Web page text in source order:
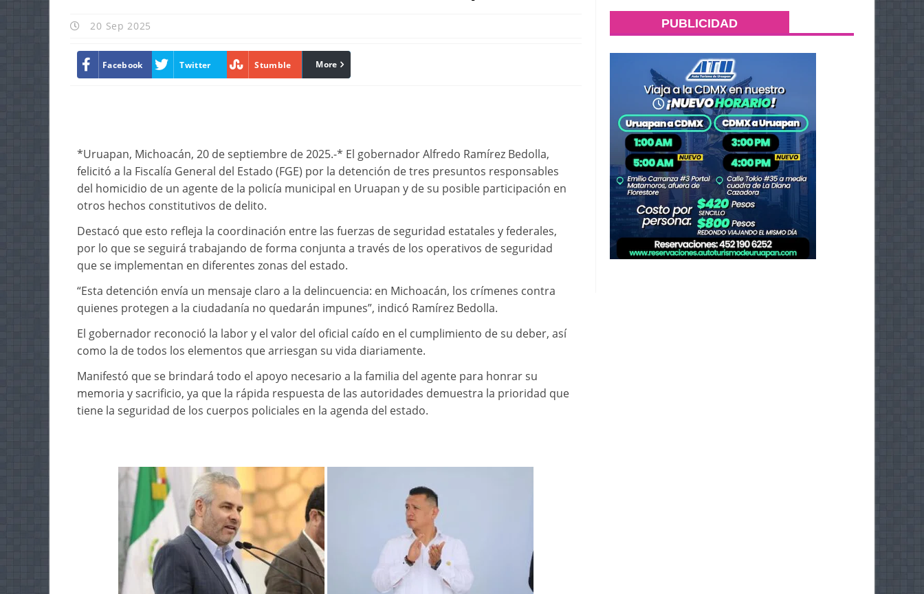
20 Sep 2025
Facebook Twitter Stumble linkedin
More
*Uruapan, Michoacán, 20 de septiembre de 2025.-* El gobernador Alfredo Ramírez Bedolla,
felicitó a la Fiscalía General del Estado (FGE) por la detención de tres presuntos responsables
del homicidio de un agente de la policía municipal en Uruapan y de su posible participación en
otros hechos constitutivos de delito.
Destacó que esto refleja la coordinación entre las fuerzas de seguridad estatales y federales,
por lo que se seguirá trabajando de forma conjunta a través de los operativos de seguridad
que se implementan en diferentes zonas del estado.
“Esta detención envía un mensaje claro a la delincuencia: en Michoacán, los crímenes contra
quienes protegen a la ciudadanía no quedarán impunes”, indicó Ramírez Bedolla.
El gobernador reconoció la labor y el valor del oficial caído en el cumplimiento de su deber, así
como la de todos los elementos que arriesgan su vida diariamente.
Manifestó que se brindará todo el apoyo necesario a la familia del agente para honrar su
memoria y sacrificio, ya que la rápida respuesta de las autoridades demuestra la prioridad que
tiene la seguridad de los cuerpos policiales en la agenda del estado.
PUBLICIDAD